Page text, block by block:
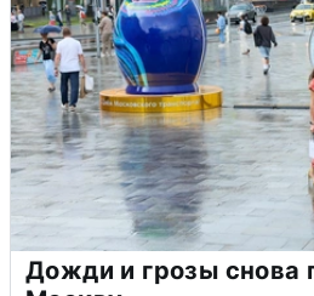
Дожди и грозы снова